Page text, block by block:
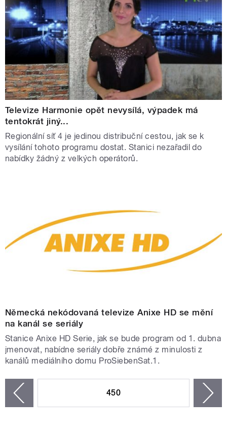
Televize Harmonie opět nevysílá, výpadek má
tentokrát jiný...
Regionální síť 4 je jedinou distribuční cestou, jak se k
vysílání tohoto programu dostat. Stanici nezařadil do
nabídky žádný z velkých operátorů.
Německá nekódovaná televize Anixe HD se mění
na kanál se seriály
Stanice Anixe HD Serie, jak se bude program od 1. dubna
jmenovat, nabídne seriály dobře známé z minulosti z
kanálů mediálního domu ProSiebenSat.1.
450